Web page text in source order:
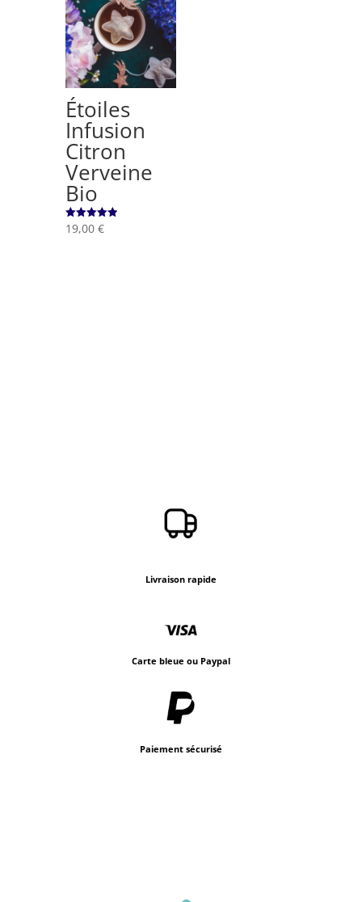
Étoiles
Infusion
Citron
Verveine
Bio
Note
5.00
19,00 €
Livraison rapide
Carte bleue ou Paypal
Paiement sécurisé